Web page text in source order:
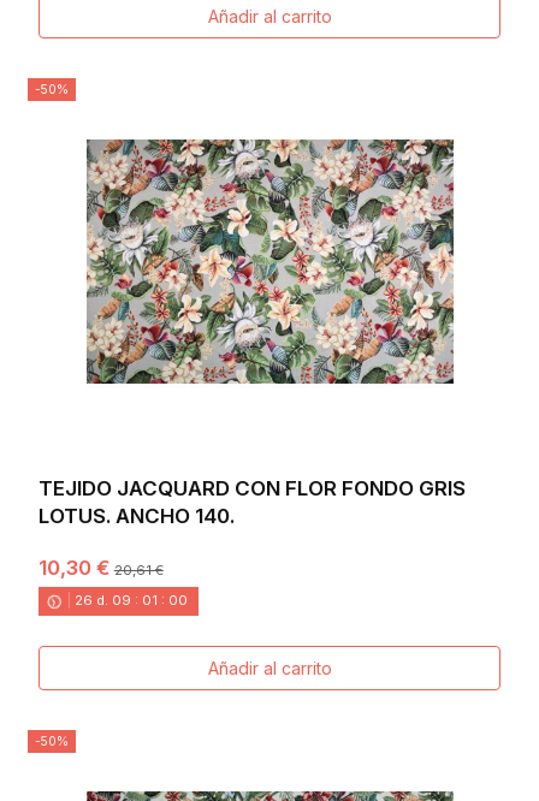
Añadir al carrito
-50%
TEJIDO JACQUARD CON FLOR FONDO GRIS
LOTUS. ANCHO 140.
10,30 €20,61 €
26 d. 09 : 00 :58
Añadir al carrito
-50%